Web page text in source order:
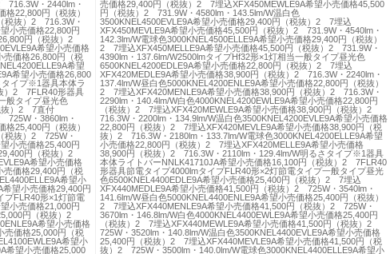
716.3W・2440lm・
格22,800円（税抜）
税抜）2 716.3W・
小売価格22,800円
円（税抜）2
希望小売価格
価格26,800円（税
希望
希望小売価格26,800
イプ※1器具本体ラ
）2 7FLR40形器具
般タイプ昼光色
抜）2 7直付
725W・3860lm・
格25,400円（税抜）
税抜）2 725W・
小売価格25,400円
円（税抜）2
希望小売価格
価格29,400円（税
希望小
望小売価格29,400円
プFLR40形×1灯節電
小売価格21,000円
円（税抜）2
希望小売価格
価格25,000円（税
希望小
希望小売価格25,000
売価格29,400円（税抜）2 7埋込XFX450MEWLE9A希望小売価格45,500
円（税抜）2 731.9W・4580lm・143.5lm/W温白色
3500KNEL4500EVLE9A希望小売価格29,400円（税抜）2 7埋込
XFX450MEVLE9A希望小売価格45,500円（税抜）2 731.9W・4540lm・
142.3lm/W電球色3000KNEL4500ELLE9A希望小売価格29,400円（税抜）
2 7埋込XFX450MELLE9A希望小売価格45,500円（税抜）2 731.9W・
4390lm・137.6lm/W2500lmタイプHf32形×1灯相当一般タイプ昼光色
6500KNEL4200EDLE9A希望小売価格22,800円（税抜）2 7埋込
XFX420MEDLE9A希望小売価格38,900円（税抜）2 716.3W・2240lm・
137.4lm/W昼白色5000KNEL4200ENLE9A希望小売価格22,800円（税抜）
2 7埋込XFX420MENLE9A希望小売価格38,900円（税抜）2 716.3W・
2290lm・140.4lm/W白色4000KNEL4200EWLE9A希望小売価格22,800円
（税抜）2 7埋込XFX420MEWLE9A希望小売価格38,900円（税抜）2
716.3W・2200lm・134.9lm/W温白色3500KNEL4200EVLE9A希望小売価格
22,800円（税抜）2 7埋込XFX420MEVLE9A希望小売価格38,900円（税
抜）2 716.3W・2180lm・133.7lm/W電球色3000KNEL4200ELLE9A希望
小売価格22,800円（税抜）2 7埋込XFX420MELLE9A希望小売価格
38,900円（税抜）2 716.3W・2110lm・129.4lm/W明るさタイプ※1器具
本体ライトバーNNLK41710JA希望小売価格16,100円（税抜）2 7FLR40
形器具節電タイプ4000lmタイプFLR40形×2灯節電タイプ一般タイプ昼光
色6500KNEL4400EDLE9A希望小売価格25,400円（税抜）2 7埋込
XFX440MEDLE9A希望小売価格41,500円（税抜）2 725W・3540lm・
141.6lm/W昼白色5000KNEL4400ENLE9A希望小売価格25,400円（税抜）
2 7埋込XFX440MENLE9A希望小売価格41,500円（税抜）2 725W・
3670lm・146.8lm/W白色4000KNEL4400EWLE9A希望小売価格25,400円
（税抜）2 7埋込XFX440MEWLE9A希望小売価格41,500円（税抜）2
725W・3520lm・140.8lm/W温白色3500KNEL4400EVLE9A希望小売価格
25,400円（税抜）2 7埋込XFX440MEVLE9A希望小売価格41,500円（税
抜）2 725W・3500lm・140.0lm/W電球色3000KNEL4400ELLE9A希望小